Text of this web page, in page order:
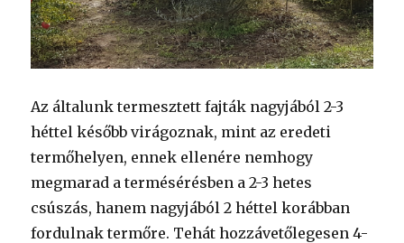
Az általunk termesztett fajták nagyjából 2-3
héttel később virágoznak, mint az eredeti
termőhelyen, ennek ellenére nemhogy
megmarad a termésérésben a 2-3 hetes
csúszás, hanem nagyjából 2 héttel korábban
fordulnak termőre. Tehát hozzávetőlegesen 4-